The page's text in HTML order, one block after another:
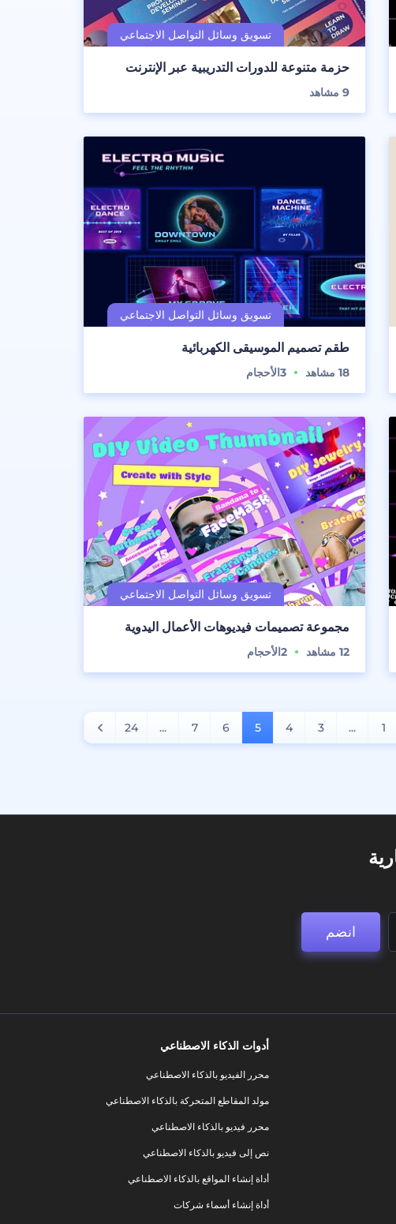
حزمة متنوعة للدورات التدريبية عبر الإنترنت
9مشاهد
طقم تصميم الموسيقى الكهربائية
18مشاهد 3الأحجام
مجموعة تصميمات فيديوهات الأعمال اليدوية
12مشاهد 2الأحجام
1
...
3
4
5
6
7
...
24
انضم
أدوات الذكاء الاصطناعي
محرر الفيديو بالذكاء الاصطناعي
مولد المقاطع المتحركة بالذكاء الاصطناعي
محرر فيديو بالذكاء الاصطناعي
نص إلى فيديو بالذكاء الاصطناعي
أداة إنشاء المواقع بالذكاء الاصطناعي
أداة إنشاء أسماء شركات